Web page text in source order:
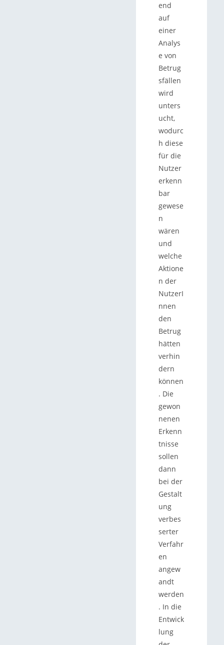
end
auf
einer
Analys
e von
Betrug
sfällen
wird
unters
ucht,
wodurc
h diese
für die
Nutzer
erkenn
bar
gewese
n
wären
und
welche
Aktione
n der
NutzerI
nnen
den
Betrug
hätten
verhin
dern
können
. Die
gewon
nenen
Erkenn
tnisse
sollen
dann
bei der
Gestalt
ung
verbes
serter
Verfahr
en
angew
andt
werden
. In die
Entwick
lung